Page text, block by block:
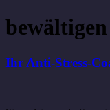
bewältigen
Ihr Anti-Stress-